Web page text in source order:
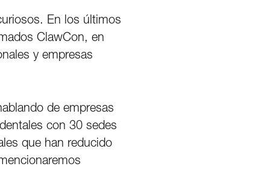
En los últimos
ClawCon, en
y empresas
de empresas
con 30 sedes
que han reducido